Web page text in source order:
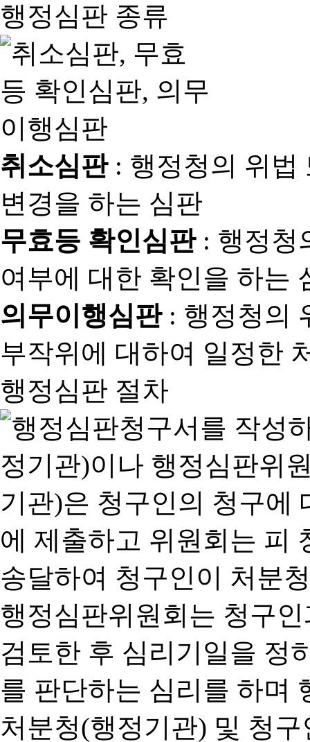
행정심판 종류
취소심판: 행정청의 위법
변경을 하는 심판
무효등 확인심판: 행정청
여부에 대한 확인을 하는
의무이행심판: 행정청의
부작위에 대하여 일정한
행정심판 절차